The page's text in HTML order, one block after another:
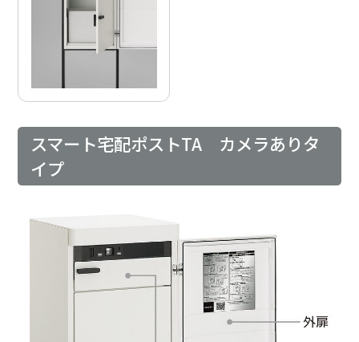
スマート宅配ポストTA カメラありタ
イプ